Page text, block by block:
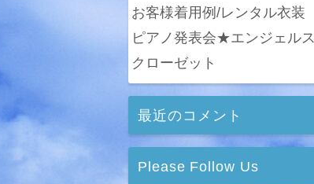
お客様着用例/レンタル衣装
ピアノ発表会★エンジェルス
クローゼット
最近のコメント
Please Follow Us